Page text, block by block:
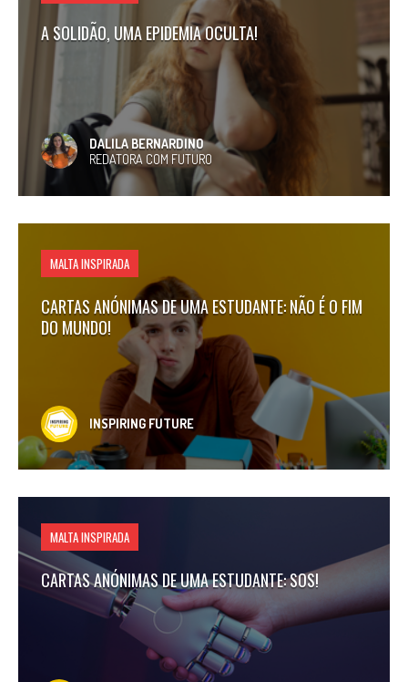
A SOLIDÃO, UMA EPIDEMIA OCULTA!
DALILA BERNARDINO
REDATORA COM FUTURO
MALTA INSPIRADA
CARTAS ANÓNIMAS DE UMA ESTUDANTE: NÃO É O FIM
DO MUNDO!
INSPIRING FUTURE
MALTA INSPIRADA
CARTAS ANÓNIMAS DE UMA ESTUDANTE: SOS!